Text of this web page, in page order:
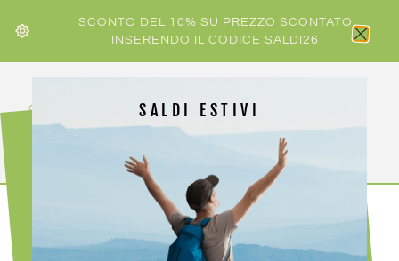
SCONTO DEL 10% SU PREZZO SCONTATO
INSERENDO IL CODICE SALDI26
HOME /ATK/ ATK PAPERA PER BASTONCINI CARBON
SALDI ESTIVI